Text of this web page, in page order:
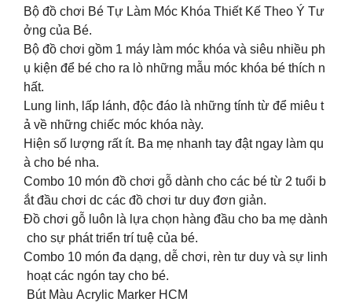
Bộ đồ chơi Bé Tự Làm Móc Khóa Thiết Kế Theo Ý Tư
ởng của Bé.
Bộ đồ chơi gồm 1 máy làm móc khóa và siêu nhiều ph
ụ kiện để bé cho ra lò những mẫu móc khóa bé thích n
hất.
Lung linh, lấp lánh, độc đáo là những tính từ để miêu t
ả về những chiếc móc khóa này.
Hiện số lượng rất ít. Ba mẹ nhanh tay đật ngay làm qu
à cho bé nha.
Combo 10 món đồ chơi gỗ dành cho các bé từ 2 tuổi b
ắt đầu chơi dc các đồ chơi tư duy đơn giản.
Đồ chơi gỗ luôn là lựa chọn hàng đầu cho ba mẹ dành
cho sự phát triển trí tuệ của bé.
Combo 10 món đa dạng, dễ chơi, rèn tư duy và sự linh
hoạt các ngón tay cho bé.
Bút Màu Acrylic Marker HCM